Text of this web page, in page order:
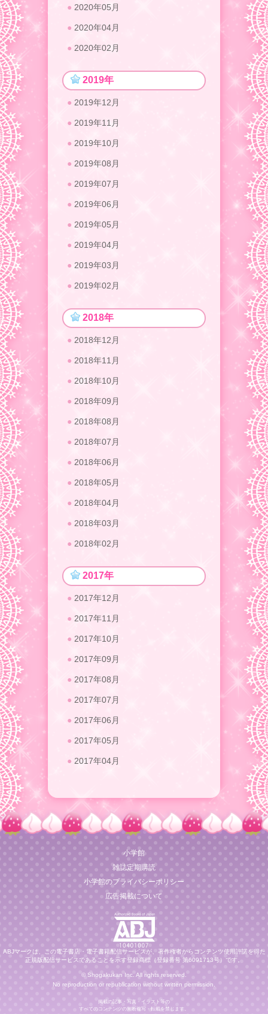
2020年05月
2020年04月
2020年02月
2019年
2019年12月
2019年11月
2019年10月
2019年08月
2019年07月
2019年06月
2019年05月
2019年04月
2019年03月
2019年02月
2018年
2018年12月
2018年11月
2018年10月
2018年09月
2018年08月
2018年07月
2018年06月
2018年05月
2018年04月
2018年03月
2018年02月
2017年
2017年12月
2017年11月
2017年10月
2017年09月
2017年08月
2017年07月
2017年06月
2017年05月
2017年04月
小学館
雑誌定期購読
小学館のプライバシーポリシー
広告掲載について
ABJマークは、この電子書店・電子書籍配信サービスが、著作権者からコンテンツ使用許諾を得た
正規版配信サービスであることを示す登録商標（登録番号 第6091713号）です。
© Shogakukan Inc. All rights reserved.
No reproduction or republication without written permission.
掲載の記事・写真・イラスト等の
すべてのコンテンツの無断複写・転載を禁じます。